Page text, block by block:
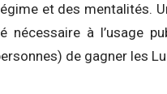
et des mentalités.
nécessaire à l’usage
de gagner les